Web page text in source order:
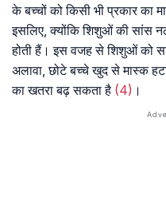
के बच्चों को किसी भी प्रकार का
इसलिए, क्योंकि शिशुओं की सांस
होती हैं। इस वजह से शिशुओं को
अलावा, छोटे बच्चे खुद से मास्क
का खतरा बढ़ सकता है (4) ।